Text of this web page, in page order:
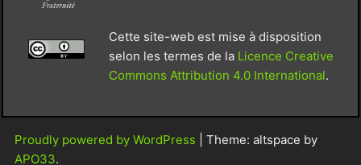
Cette site-web est mise à disposition
selon les termes de la Licence Creative
Commons Attribution 4.0 International.
Proudly powered by WordPress
Theme: altspace by
APO33.